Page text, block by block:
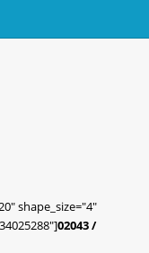
shape_size="4"
02043 /